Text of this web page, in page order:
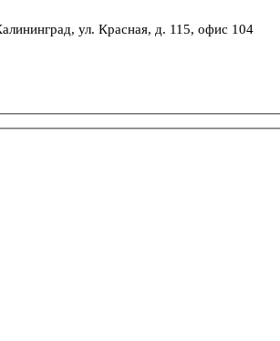
ул. Красная, д. 115, офис 104